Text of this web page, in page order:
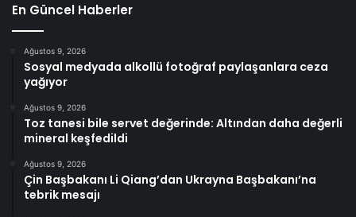
En Güncel Haberler
Ağustos 9, 2026
Sosyal medyada alkollü fotoğraf paylaşanlara ceza
yağıyor
Ağustos 9, 2026
Toz tanesi bile servet değerinde: Altından daha değerli
mineral keşfedildi
Ağustos 9, 2026
Çin Başbakanı Li Qiang’dan Ukrayna Başbakanı’na
tebrik mesajı